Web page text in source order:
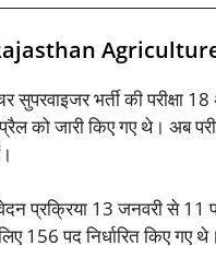
सुपरवाइजर भर्ती की
को जारी किए गए थे। अब
प्रक्रिया 13 जनवरी से
156 पद निर्धारित किए गए